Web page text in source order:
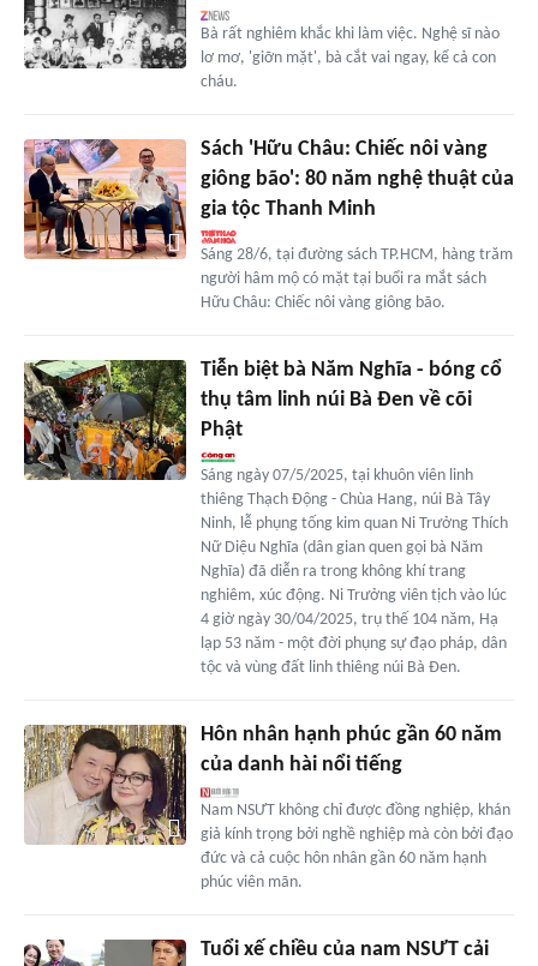
Bà rất nghiêm khắc khi làm việc. Nghệ sĩ nào
lơ mơ, 'giỡn mặt', bà cắt vai ngay, kể cả con
cháu.
Sách 'Hữu Châu: Chiếc nôi vàng
giông bão': 80 năm nghệ thuật của
gia tộc Thanh Minh
Sáng 28/6, tại đường sách TP.HCM, hàng trăm
người hâm mộ có mặt tại buổi ra mắt sách
Hữu Châu: Chiếc nôi vàng giông bão.
Tiễn biệt bà Năm Nghĩa - bóng cổ
thụ tâm linh núi Bà Đen về cõi
Phật
Sáng ngày 07/5/2025, tại khuôn viên linh
thiêng Thạch Động - Chùa Hang, núi Bà Tây
Ninh, lễ phụng tống kim quan Ni Trưởng Thích
Nữ Diệu Nghĩa (dân gian quen gọi bà Năm
Nghĩa) đã diễn ra trong không khí trang
nghiêm, xúc động. Ni Trưởng viên tịch vào lúc
4 giờ ngày 30/04/2025, trụ thế 104 năm, Hạ
lạp 53 năm - một đời phụng sự đạo pháp, dân
tộc và vùng đất linh thiêng núi Bà Đen.
Hôn nhân hạnh phúc gần 60 năm
của danh hài nổi tiếng
Nam NSƯT không chỉ được đồng nghiệp, khán
giả kính trọng bởi nghề nghiệp mà còn bởi đạo
đức và cả cuộc hôn nhân gần 60 năm hạnh
phúc viên mãn.
Tuổi xế chiều của nam NSƯT cải